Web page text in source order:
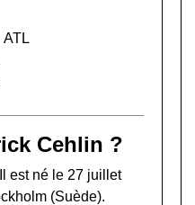
ATL
Cehlin ?
est né le 27 juillet
(Suède).